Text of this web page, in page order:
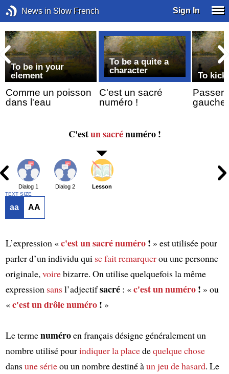
News in Slow French Sign In
To be in your
element
Comme un poisson
dans l'eau
To be a quite a
character
C'est un sacré
numéro !
To
Passer
gauche
C'estun sacrénuméro !
Dialog 1 Dialog 2 Lesson
TEXT SIZE
aa AA
L’expression «c'estun sacrénuméro! » est utilisée pour
parler d’un individu qui se fait remarquerou une personne
originale, voirebizarre. On utilise quelquefois la même
expression sansl’adjectifsacré: «c'estun numéro! » ou
«c'estun drôlenuméro! »
Le termenuméroen français désigne généralement un
nombre utilisé pourindiquerla placedequelque chose
dansune sérieou un nombre destiné àun jeu de hasard. Le